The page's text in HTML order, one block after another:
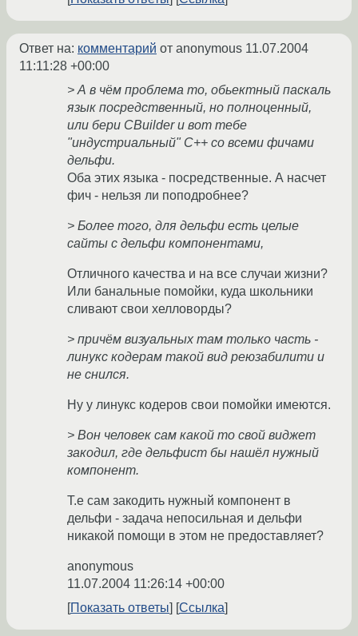
Ответ на: комментарий от anonymous 11.07.2004
11:11:28 +00:00
> А в чём проблема то, обьектный паскаль
язык посредственный, но полноценный,
или бери CBuilder и вот тебе
"индустриальный" C++ со всеми фичами
дельфи.
Оба этих языка - посредственные. А насчет
фич - нельзя ли поподробнее?
> Более того, для дельфи есть целые
сайты с дельфи компонентами,
Отличного качества и на все случаи жизни?
Или банальные помойки, куда школьники
сливают свои хелловорды?
> причём визуальных там только часть -
линукс кодерам такой вид реюзабилити и
не снился.
Ну у линукс кодеров свои помойки имеются.
> Вон человек сам какой то свой виджет
закодил, где дельфист бы нашёл нужный
компонент.
Т.е сам закодить нужный компонент в
дельфи - задача непосильная и дельфи
никакой помощи в этом не предоставляет?
anonymous
11.07.2004 11:26:14 +00:00
Показать ответы
Ссылка